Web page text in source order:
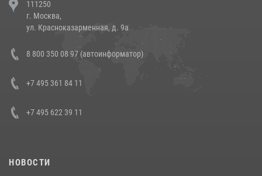
напавших на бригаду скорой помощи (видео)
14 июля 2026, 12:20
В Росгвардии прошла военно-научная конференция по обобщению
боевого опыта
111250
г. Москва,
ул. Красноказарменная, д. 9а
8 800 350 08 97 (автоинформатор)
+7 495 361 84 11
+7 495 622 39 11
НОВОСТИ